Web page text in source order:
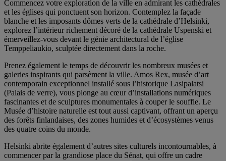
Commencez votre exploration de la ville en admirant les cathédrales
et les églises qui ponctuent son horizon. Contemplez la façade
blanche et les imposants dômes verts de la cathédrale d’Helsinki,
explorez l’intérieur richement décoré de la cathédrale Uspenski et
émerveillez-vous devant le génie architectural de l’église
Temppeliaukio, sculptée directement dans la roche.
Prenez également le temps de découvrir les nombreux musées et
galeries inspirants qui parsèment la ville. Amos Rex, musée d’art
contemporain exceptionnel installé sous l’historique Lasipalatsi
(Palais de verre), vous plonge au cœur d’installations numériques
fascinantes et de sculptures monumentales à couper le souffle. Le
Musée d’histoire naturelle est tout aussi captivant, offrant un aperçu
des forêts finlandaises, des zones humides et d’écosystèmes venus
des quatre coins du monde.
Helsinki abrite également d’autres sites culturels incontournables, à
commencer par la grandiose place du Sénat, qui offre un cadre